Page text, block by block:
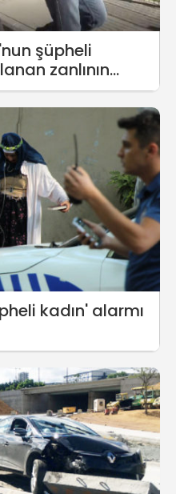
şüpheli
zanlının
kadın' alarmı